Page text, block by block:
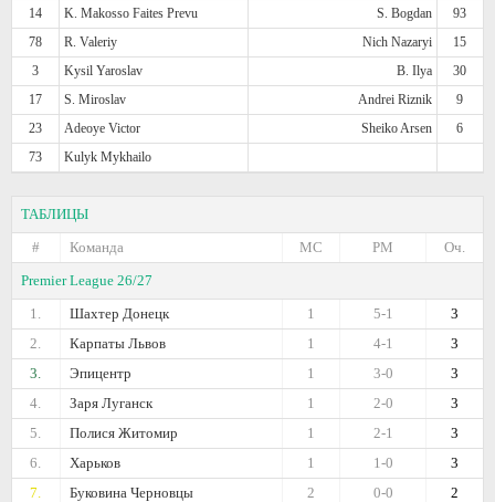
14
K. Makosso Faites Prevu S. Bogdan
93
78
R. Valeriy Nich Nazaryi
15
3
Kysil Yaroslav B. Ilya
30
17
S. Miroslav Andrei Riznik
9
23
Adeoye Victor Sheiko Arsen
6
73
Kulyk Mykhailo
ТАБЛИЦЫ
#
Команда Оч.
РМ
МС
Premier League 26/27
1.
Шахтер Донецк 3
5-1
1
2.
Карпаты Львов 3
4-1
1
3.
Эпицентр 3
3-0
1
4.
Заря Луганск 3
2-0
1
5.
Полися Житомир 3
2-1
1
6.
Харьков 3
1-0
1
7.
Буковина Черновцы 2
0-0
2